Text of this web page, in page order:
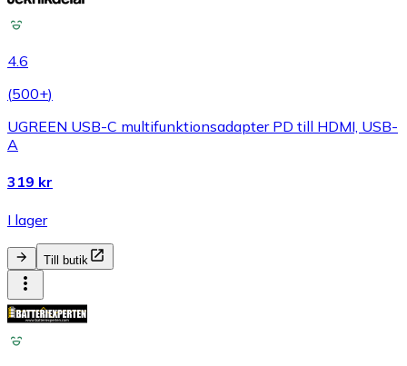
4.6
(500+)
UGREEN USB-C multifunktionsadapter PD till HDMI, USB-
A
319 kr
I lager
Till butik